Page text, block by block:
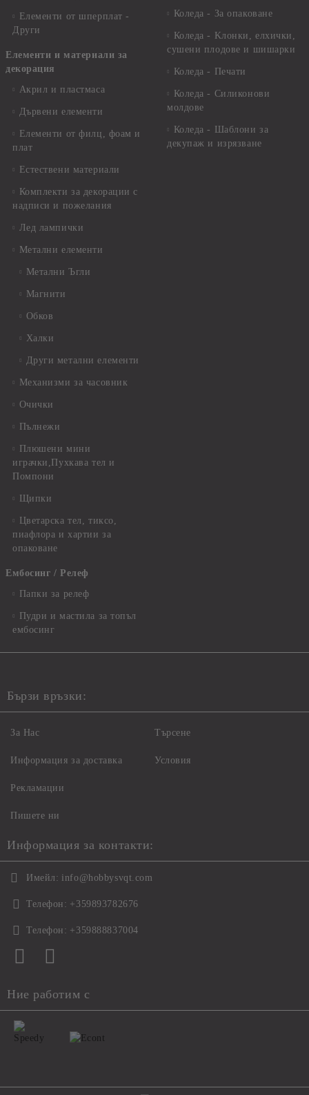
Елементи от шперплат -
Други
Елементи и материали за
декорация
Акрил и пластмаса
Дървени елементи
Елементи от филц, фоам и
плат
Естествени материали
Комплекти за декорации с
надписи и пожелания
Лед лампички
Метални елементи
Метални Ъгли
Магнити
Обков
Халки
Други метални елементи
Механизми за часовник
Очички
Пълнежи
Плюшени мини
играчки,Пухкава тел и
Помпони
Щипки
Цветарска тел, тиксо,
пиафлора и хартии за
опаковане
Ембосинг / Релеф
Папки за релеф
Пудри и мастила за топъл
ембосинг
Коледа - За опаковане
Коледа - Kлонки, елхички,
сушени плодове и шишарки
Коледа - Печати
Коледа - Силиконови
молдове
Коледа - Шаблони за
декупаж и изрязване
Бързи връзки:
За Нас
Информация за доставка
Рекламации
Пишете ни
Търсене
Условия
Информация за контакти:
Имейл: info@hobbysvqt.com
Телефон: +359893782676
Телефон: +359888837004
Ние работим с